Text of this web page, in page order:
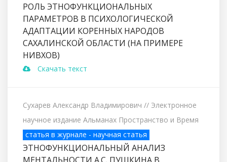
РОЛЬ ЭТНОФУНКЦИОНАЛЬНЫХ
ПАРАМЕТРОВ В ПСИХОЛОГИЧЕСКОЙ
АДАПТАЦИИ КОРЕННЫХ НАРОДОВ
САХАЛИНСКОЙ ОБЛАСТИ (НА ПРИМЕРЕ
НИВХОВ)
Скачать текст
Сухарев Александр Владимирович // Электронное
научное издание Альманах Пространство и Время
статья в журнале - научная статья
ЭТНОФУНКЦИОНАЛЬНЫЙ АНАЛИЗ